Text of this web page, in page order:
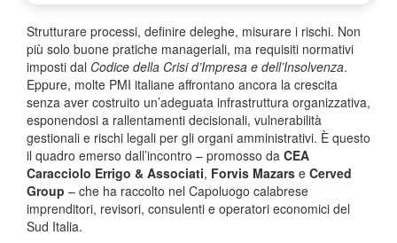
Strutturare processi, definire deleghe, misurare i rischi. Non
più solo buone pratiche manageriali, ma requisiti normativi
imposti dal Codice della Crisi d’Impresa e dell’Insolvenza.
Eppure, molte PMI italiane affrontano ancora la crescita
senza aver costruito un’adeguata infrastruttura organizzativa,
esponendosi a rallentamenti decisionali, vulnerabilità
gestionali e rischi legali per gli organi amministrativi. È questo
il quadro emerso dall’incontro – promosso da CEA
Caracciolo Errigo & Associati, Forvis Mazars e Cerved
Group – che ha raccolto nel Capoluogo calabrese
imprenditori, revisori, consulenti e operatori economici del
Sud Italia.